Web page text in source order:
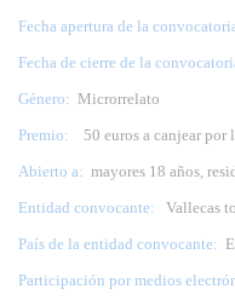
Fecha apertura de la
Fecha de cierre de la
Género: Microrrelato
Premio:
50 euros a canjear
Abierto a: mayores 18 años,
Entidad convocante:
Vallecas
País de la entidad convocante:
Participación por medios